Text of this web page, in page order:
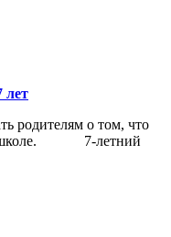
лет
родителям о том, что
к школе. 7-летний